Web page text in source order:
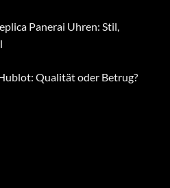
Panerai Uhren: Stil,
Qualität oder Betrug?